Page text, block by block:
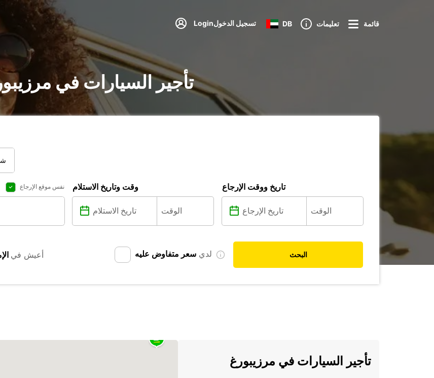
Loginتسجيل الدخول DB تعليمات قائمة
تأجير السيارات في
نفس موقع الإرجاع وقت وتاريخ الاستلام تاريخ ووقت الإرجاع
أعيش في لدي سعر متفاوض عليه البحث
تأجير السيارات في مرزيبورغ